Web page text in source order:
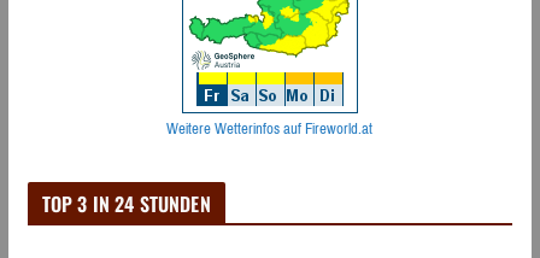
Weitere Wetterinfos auf Fireworld.at
TOP 3 IN 24 STUNDEN